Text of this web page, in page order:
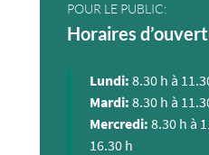
POUR LE PUBLIC:
Horaires
Lundi: 8.30 h à
Mardi: 8.30 h à
Mercredi: 8.30 h à
16.30 h